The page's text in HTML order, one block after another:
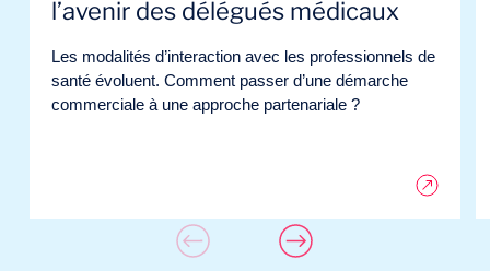
l’avenir des délégués médicaux
Les modalités d’interaction avec les professionnels de
santé évoluent. Comment passer d’une démarche
commerciale à une approche partenariale ?